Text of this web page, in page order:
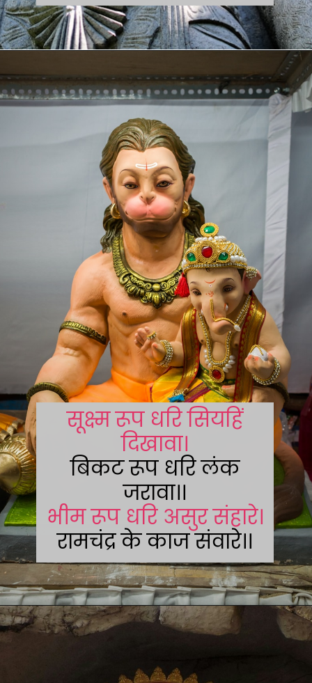
सूक्ष्म रूप धरि सियहिं
दिखावा।
बिकट रूप धरि लंक
भीम रूप धरि असुर संहारे।
रामचंद्र के काज संवारे।।